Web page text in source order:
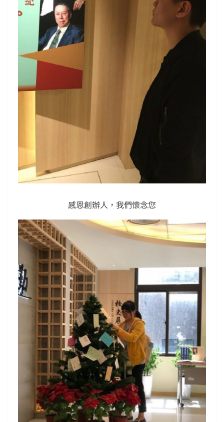
感恩創辦人，我們懷念您